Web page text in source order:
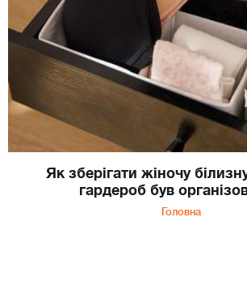
Як зберігати жіночу
гардероб був
Головна